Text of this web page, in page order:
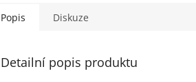
Popis Diskuze
Detailní popis produktu